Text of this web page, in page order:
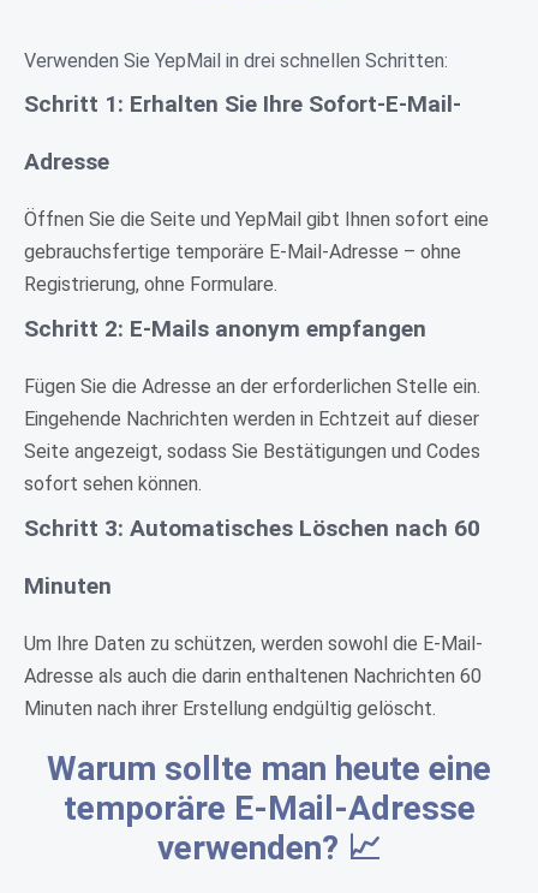
Verwenden Sie YepMail in drei schnellen Schritten:
Schritt 1: Erhalten Sie Ihre Sofort-E-Mail-
Adresse
Öffnen Sie die Seite und YepMail gibt Ihnen sofort eine
gebrauchsfertige temporäre E-Mail-Adresse – ohne
Registrierung, ohne Formulare.
Schritt 2: E-Mails anonym empfangen
Fügen Sie die Adresse an der erforderlichen Stelle ein.
Eingehende Nachrichten werden in Echtzeit auf dieser
Seite angezeigt, sodass Sie Bestätigungen und Codes
sofort sehen können.
Schritt 3: Automatisches Löschen nach 60
Minuten
Um Ihre Daten zu schützen, werden sowohl die E-Mail-
Adresse als auch die darin enthaltenen Nachrichten 60
Minuten nach ihrer Erstellung endgültig gelöscht.
Warum sollte man heute eine
temporäre E-Mail-Adresse
verwenden? 📈